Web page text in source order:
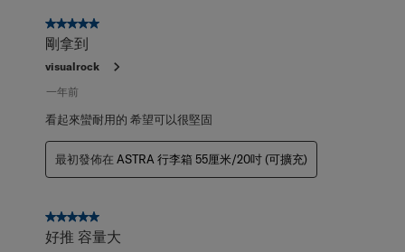
項，5星，共5星。
剛拿到
visualrock
一年前
看起來蠻耐用的 希望可以很堅固
最初發佈在 ASTRA 行李箱 55厘米/20吋 (可擴充)
5星，共5星。
好推 容量大